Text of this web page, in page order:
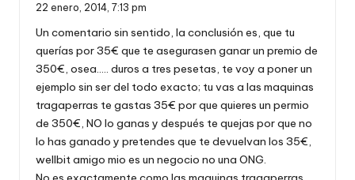
22 enero, 2014, 7:13 pm
Un comentario sin sentido, la conclusión es, que tu
querías por 35€ que te asegurasen ganar un premio de
350€, osea….. duros a tres pesetas, te voy a poner un
ejemplo sin ser del todo exacto; tu vas a las maquinas
tragaperras te gastas 35€ por que quieres un permio
de 350€, NO lo ganas y después te quejas por que no
lo has ganado y pretendes que te devuelvan los 35€,
wellbit amigo mio es un negocio no una ONG.